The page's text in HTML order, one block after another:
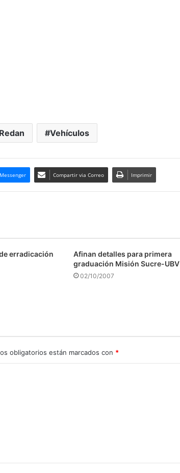
Redan Vehículos
Messenger Compartir via Correo Imprimir
erradicación
Afinan detalles para primera
graduación Misión Sucre-UBV
02/10/2007
obligatorios están marcados con *